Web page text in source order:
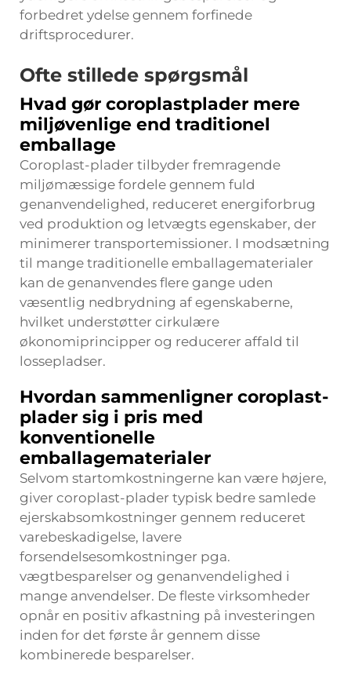
forbedret ydelse gennem forfinede
driftsprocedurer.
Ofte stillede spørgsmål
Hvad gør coroplastplader mere
miljøvenlige end traditionel
emballage
Coroplast-plader tilbyder fremragende
miljømæssige fordele gennem fuld
genanvendelighed, reduceret energiforbrug
ved produktion og letvægts egenskaber, der
minimerer transportemissioner. I modsætning
til mange traditionelle emballagematerialer
kan de genanvendes flere gange uden
væsentlig nedbrydning af egenskaberne,
hvilket understøtter cirkulære
økonomiprincipper og reducerer affald til
lossepladser.
Hvordan sammenligner coroplast-
plader sig i pris med
konventionelle
emballagematerialer
Selvom startomkostningerne kan være højere,
giver coroplast-plader typisk bedre samlede
ejerskabsomkostninger gennem reduceret
varebeskadigelse, lavere
forsendelsesomkostninger pga.
vægtbesparelser og genanvendelighed i
mange anvendelser. De fleste virksomheder
opnår en positiv afkastning på investeringen
inden for det første år gennem disse
kombinerede besparelser.